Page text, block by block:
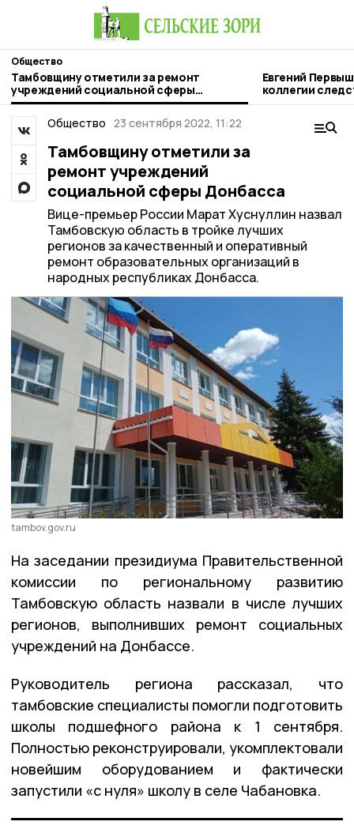
Общество
Тамбовщину отметили за ремонт
учреждений социальной сферы
Донбасса
Евгений
коллегии
Тамбовской
Общество 23 сентября 2022, 11:22
Тамбовщину отметили за
ремонт учреждений
социальной сферы Донбасса
Вице-премьер России Марат Хуснуллин назвал
Тамбовскую область в тройке лучших
регионов за качественный и оперативный
ремонт образовательных организаций в
народных республиках Донбасса.
tambov.gov.ru
На заседании президиума Правительственной
комиссии по региональному развитию
Тамбовскую область назвали в числе лучших
регионов, выполнивших ремонт социальных
учреждений на Донбассе.
Руководитель региона рассказал, что
тамбовские специалисты помогли подготовить
школы подшефного района к 1 сентября.
Полностью реконструировали, укомплектовали
новейшим оборудованием и фактически
запустили «с нуля» школу в селе Чабановка.